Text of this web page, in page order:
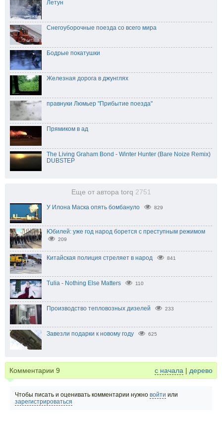
Летун
Снегоуборочные поезда со всего мира
Бодрые покатушки
Железная дорога в джунглях
правнуки Люмьер "Прибытие поезда"
Прямиком в ад
The Living Graham Bond - Winter Hunter (Bare Noize Remix)
DUBSTEP
Еще от автора torq 2751
У Илона Маска опять бомбануло 829
Юбилей: уже год народ борется с преступным режимом
209
Китайская полиция стреляет в народ 841
Tulia - Nothing Else Matters 110
Производство тепловозных дизелей 233
Завезли подарки к новому году 625
Комментарии 9 с начала | дерево
Чтобы писать и оценивать комментарии нужно войти или
зарегистрироваться